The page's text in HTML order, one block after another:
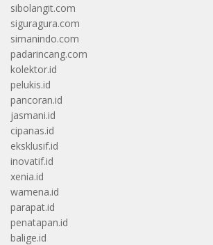
sibolangit.com
siguragura.com
simanindo.com
padarincang.com
kolektor.id
pelukis.id
pancoran.id
jasmani.id
cipanas.id
eksklusif.id
inovatif.id
xenia.id
wamena.id
parapat.id
penatapan.id
balige.id